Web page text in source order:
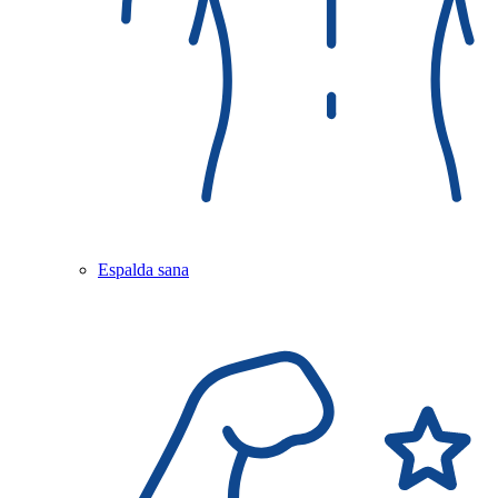
Espalda sana